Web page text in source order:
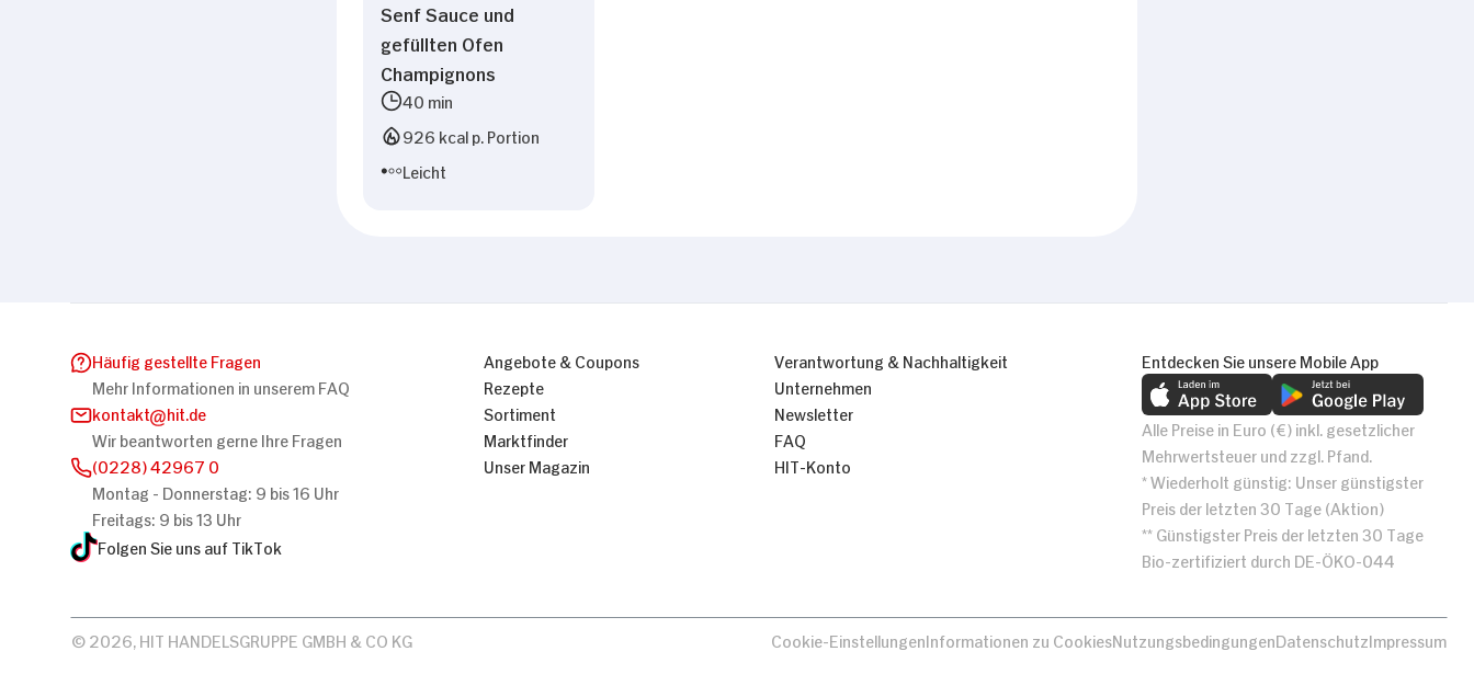
Senf Sauce und
gefüllten Ofen
Champignons
40 min
926 kcal p. Portion
Leicht
Häufig gestellte Fragen
Mehr Informationen in unserem FAQ
kontakt
hit.de
Wir beantworten gerne Ihre Fragen
(0228) 42967 0
Montag - Donnerstag: 9 bis 16 Uhr
Freitags: 9 bis 13 Uhr
Folgen Sie uns auf TikTok
Angebote & Coupons
Rezepte
Sortiment
Marktfinder
Unser Magazin
Verantwortung & Nachhaltigkeit
Unternehmen
Newsletter
FAQ
HIT-Konto
Entdecken Sie unsere Mobile App
Alle Preise in Euro (€) inkl. gesetzlicher
Mehrwertsteuer und zzgl. Pfand.
* Wiederholt günstig: Unser günstigster
Preis der letzten 30 Tage (Aktion)
** Günstigster Preis der letzten 30 Tage
Bio-zertifiziert durch DE-ÖKO-044
Cookie-EinstellungenInformationen zu CookiesNutzungsbedingungenDatenschutzImpressum
© 2026, HIT HANDELSGRUPPE GMBH & CO KG